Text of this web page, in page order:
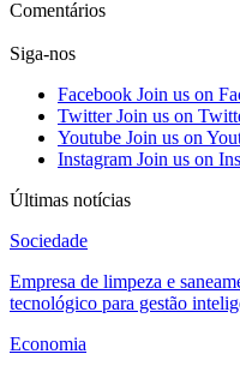
Comentários
Siga-nos
Facebook Join us on
Twitter Join us on
Youtube Join us on
Instagram Join us on
Últimas notícias
Sociedade
Empresa de limpeza e
tecnológico para gestão
Economia